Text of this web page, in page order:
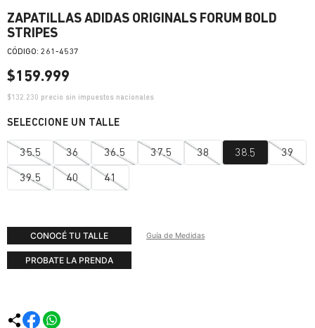
ZAPATILLAS ADIDAS ORIGINALS FORUM BOLD
STRIPES
: 261-4537
$159.999
$132.230 precio sin impuestos nacionales
35.5 36 36.5 37.5 38 38.5 39
39.5 40 41
CONOCÉ TU TALLE Guía de Medidas
PROBATE LA PRENDA